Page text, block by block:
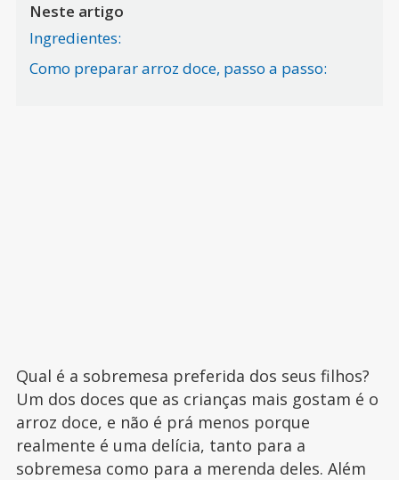
Neste artigo
Ingredientes:
Como preparar arroz doce, passo a passo:
Qual é a sobremesa preferida dos seus filhos?
Um dos doces que as crianças mais gostam é o
arroz doce, e não é prá menos porque
realmente é uma delícia, tanto para a
sobremesa como para a merenda deles. Além